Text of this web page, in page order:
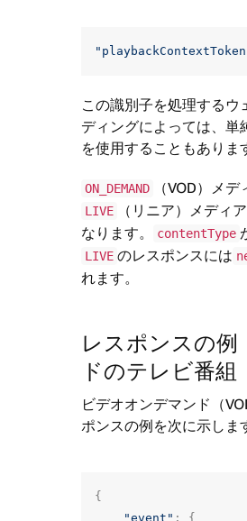
この識別子を処理するウ
ディングによっては、単
を使用することもありま
ON_DEMAND （VOD）メ
LIVE
（リニア）メディ
なります。
contentType
LIVE のレスポンスには
れます。
レスポンスの例
ドのテレビ番組
ビデオオンデマンド（
ポンスの例を次に示しま
{
"event" : {